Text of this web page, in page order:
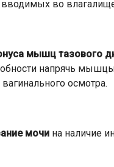
во
мышц тазового
напрячь
осмотра.
мочи на наличие